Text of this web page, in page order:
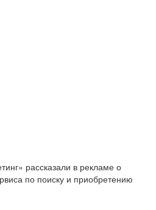
рассказали в рекламе о
по поиску и приобретению